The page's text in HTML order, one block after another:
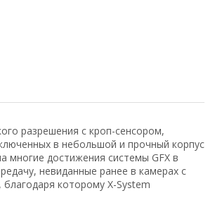
разрешения с кроп-сенсором,
в небольшой и прочный корпус
многие достижения системы GFX в
невиданные ранее в камерах с
которому X-System